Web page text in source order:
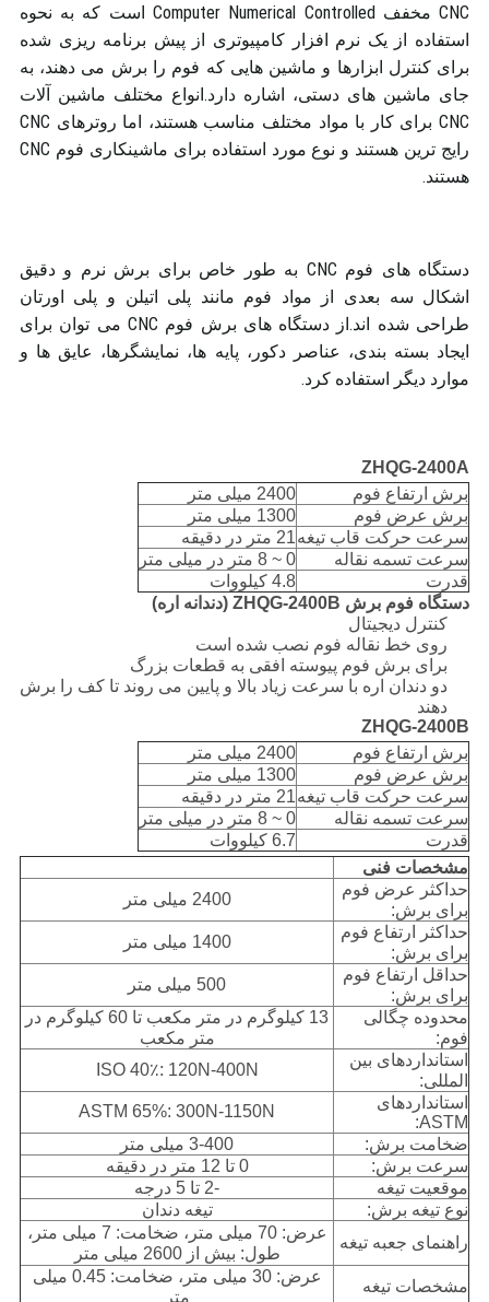
CNC مخفف Computer Numerical Controlled است که به نحوه
استفاده از یک نرم افزار کامپیوتری از پیش برنامه ریزی شده
برای کنترل ابزارها و ماشین هایی که فوم را برش می دهند، به
جای ماشین های دستی، اشاره دارد.انواع مختلف ماشین آلات
CNC برای کار با مواد مختلف مناسب هستند، اما روترهای CNC
رایج ترین هستند و نوع مورد استفاده برای ماشینکاری فوم CNC
هستند.
دستگاه های فوم CNC به طور خاص برای برش نرم و دقیق
اشکال سه بعدی از مواد فوم مانند پلی اتیلن و پلی اورتان
طراحی شده اند.از دستگاه های برش فوم CNC می توان برای
ایجاد بسته بندی، عناصر دکور، پایه ها، نمایشگرها، عایق ها و
موارد دیگر استفاده کرد.
ZHQG-2400A
برش ارتفاع فوم
2400 میلی متر
برش عرض فوم
1300 میلی متر
سرعت حرکت قاب تیغه21 متر در دقیقه
سرعت تسمه نقاله
0 ~ 8 متر در میلی متر
قدرت
4.8 کیلووات
دستگاه فوم برش ZHQG-2400B (دندانه اره)
کنترل دیجیتال
روی خط نقاله فوم نصب شده است
برای برش فوم پیوسته افقی به قطعات بزرگ
دو دندان اره با سرعت زیاد بالا و پایین می روند تا کف را برش
دهند
ZHQG-2400B
برش ارتفاع فوم
2400 میلی متر
برش عرض فوم
1300 میلی متر
سرعت حرکت قاب تیغه21 متر در دقیقه
سرعت تسمه نقاله
0 ~ 8 متر در میلی متر
قدرت
6.7 کیلووات
مشخصات فنی
حداکثر عرض فوم
برای برش:
2400 میلی متر
حداکثر ارتفاع فوم
برای برش:
1400 میلی متر
حداقل ارتفاع فوم
برای برش:
500 میلی متر
محدوده چگالی
فوم:
13 کیلوگرم در متر مکعب تا 60 کیلوگرم در
متر مکعب
استانداردهای بین
المللی:
ISO 40٪: 120N-400N
استانداردهای
ASTM:
ASTM 65%: 300N-1150N
ضخامت برش:
3-400 میلی متر
سرعت برش:
0 تا 12 متر در دقیقه
موقعیت تیغه
-2 تا 5 درجه
نوع تیغه برش:
تیغه دندان
راهنمای جعبه تیغه
عرض: 70 میلی متر، ضخامت: 7 میلی متر،
طول: بیش از 2600 میلی متر
مشخصات تیغه
عرض: 30 میلی متر، ضخامت: 0.45 میلی
متر